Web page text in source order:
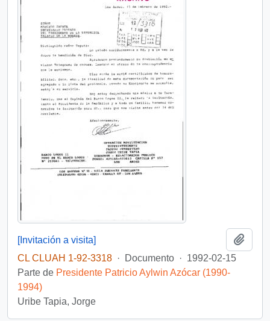
[Invitación a visita]
CL CLUAH 1-92-3318 · Documento · 1992-02-15
Parte de Presidente Patricio Aylwin Azócar (1990-
1994)
Uribe Tapia, Jorge